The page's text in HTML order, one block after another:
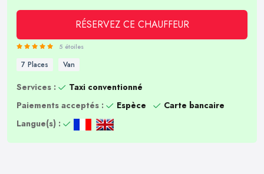
RÉSERVEZ CE CHAUFFEUR
5 étoiles
7 Places Van
Services :
Taxi conventionné
Paiements acceptés :
Espèce
Carte bancaire
Langue(s) :